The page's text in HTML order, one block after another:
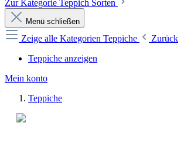
Zur Kategorie Teppich Sorten
Menü schließen
Zeige alle Kategorien Teppiche
Zurück
Teppiche anzeigen
Mein konto
Teppiche